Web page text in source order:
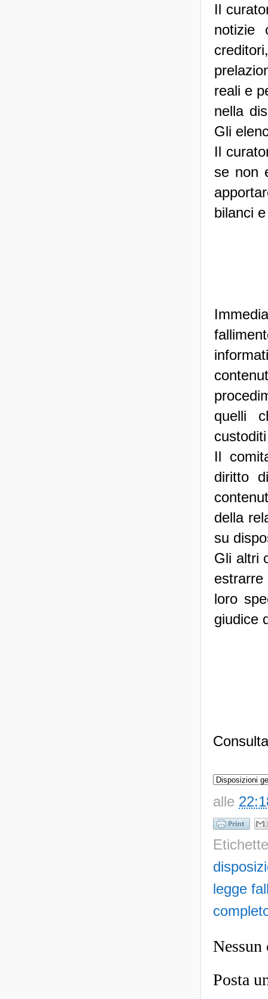
Il
notizie
reali e
nella
Gli
Il
se non
bilanci
quelli
Il
diritto
della
su
Gli altri
estrarre
loro
giudice
alle
legge
Nessun
Posta